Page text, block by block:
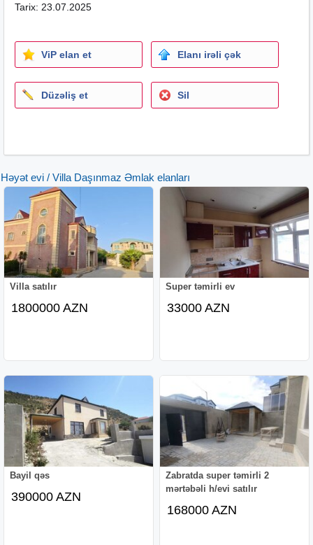
Heyetinde yay ve qis metbexi cam balkonla techiz olunub
poldur.Heyetinde ayrica tualet ve hamami var. 3masinliq
qaraji ve yaxinliginda (300 metr mesafede)mekteb ve
bagca movcuddur.Yeni cekilmis dairevi yol evin
yaxinligindadir.Daha etrafli melumat ucun elaqe nomresi
buraxilib.
Tarix: 23.07.2025
ViP elan et Elanı irəli çək
Düzəliş et Sil
Həyət evi / Villa Daşınmaz Əmlak elanları
Villa satılır
1800000 AZN
Super təmirli ev
33000 AZN
Bayil qəs
390000 AZN
Zabratda super təmirli 2
mərtəbəli h/evi satılır
168000 AZN